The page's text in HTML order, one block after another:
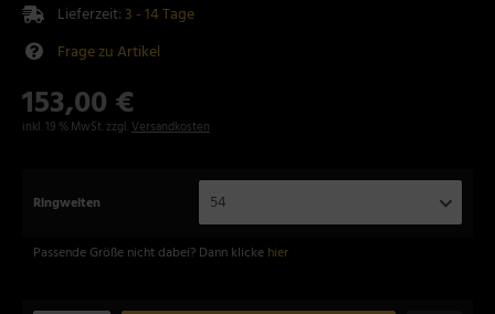
Lieferzeit: 3 - 14 Tage
Frage zu Artikel
153,00 €
inkl. 19 % MwSt. zzgl. Versandkosten
Ringweiten 54
Passende Größe nicht dabei? Dann klicke hier